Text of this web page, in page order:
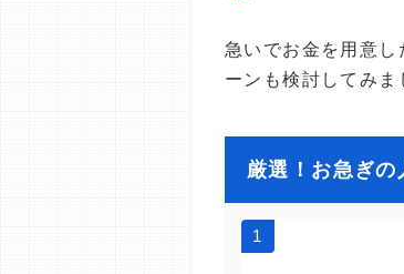
急いでお金を用意し
ーンも検討してみま
厳選！お急ぎ
1